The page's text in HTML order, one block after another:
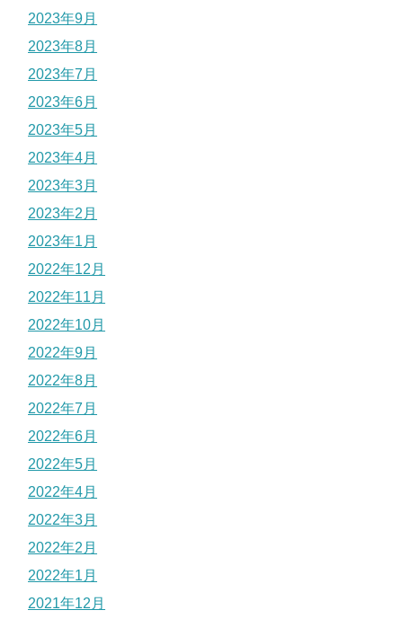
2023年9月
2023年8月
2023年7月
2023年6月
2023年5月
2023年4月
2023年3月
2023年2月
2023年1月
2022年12月
2022年11月
2022年10月
2022年9月
2022年8月
2022年7月
2022年6月
2022年5月
2022年4月
2022年3月
2022年2月
2022年1月
2021年12月